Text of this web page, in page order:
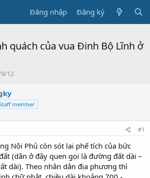
Đăng nhập Đăng ký
quách của vua Đinh Bộ Lĩnh ở
12
member
#1
Nội Phủ còn sót lại phế tích của bức
(dân ở đây quen gọi là đường đất dài –
dài). Theo nhân dân địa phương thì